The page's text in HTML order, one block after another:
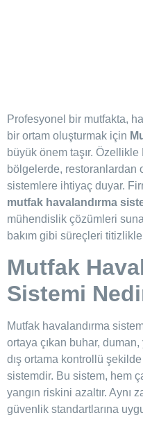
Profesyonel bir mutfakta,
bir ortam oluşturmak için
büyük önem taşır.
bölgelerde, restoranlardan
sistemlere ihtiyaç duyar.
mutfak havalandırma
mühendislik çözümleri
bakım gibi süreçleri
Mutfak
Sistemi
Mutfak havalandırma
ortaya çıkan buhar,
dış ortama kontrollü
sistemdir. Bu sistem, hem
yangın riskini azaltır. Aynı
güvenlik standartlarına